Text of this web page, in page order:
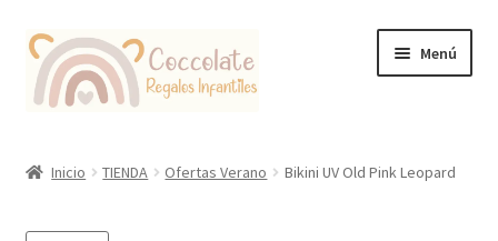
Ir
la
Ir
contenido
Menú
Inicio TIENDA Ofertas Verano Bikini UV Old Pink Leopard